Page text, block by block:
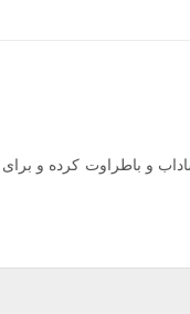
و باطراوت کرده و برای